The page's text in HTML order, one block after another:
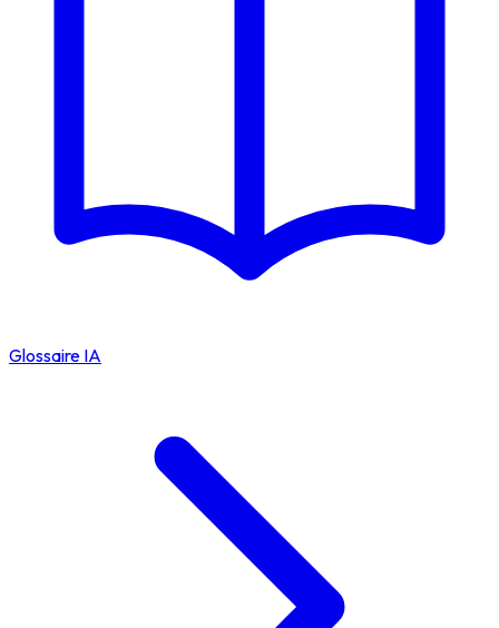
Glossaire IA